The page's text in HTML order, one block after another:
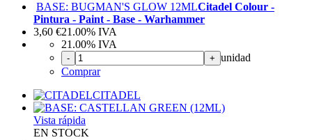
BASE: BUGMAN'S GLOW 12MLCitadel Colour -
Pintura - Paint - Base - Warhammer
3,60 €21.00% IVA
21.00% IVA
- + unidad
Comprar
CITADEL
Vista rápida
EN STOCK